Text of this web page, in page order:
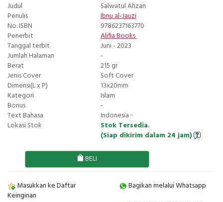
Judul
Salwatul Ahzan
Penulis
Ibnu al-Jauzi
No. ISBN
9786237163770
Penerbit
Alifia Books
Tanggal terbit
Juni - 2023
Jumlah Halaman
-
Berat
215 gr
Jenis Cover
Soft Cover
Dimensi(L x P)
13x20mm
Kategori
Islam
Bonus
-
Text Bahasa
Indonesia ··
Lokasi Stok
Stok Tersedia.
(Siap dikirim dalam 24 jam)
BELI
Masukkan ke Daftar
Keinginan
Bagikan melalui Whatsapp